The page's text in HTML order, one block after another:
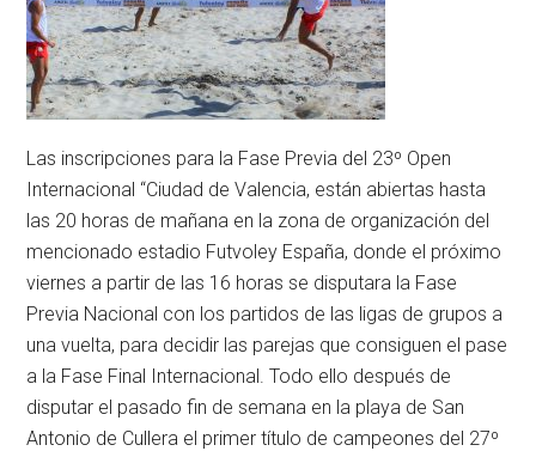
Las inscripciones para la Fase Previa del 23º Open
Internacional “Ciudad de Valencia, están abiertas hasta
las 20 horas de mañana en la zona de organización del
mencionado estadio Futvoley España, donde el próximo
viernes a partir de las 16 horas se disputara la Fase
Previa Nacional con los partidos de las ligas de grupos a
una vuelta, para decidir las parejas que consiguen el pase
a la Fase Final Internacional. Todo ello después de
disputar el pasado fin de semana en la playa de San
Antonio de Cullera el primer título de campeones del 27º